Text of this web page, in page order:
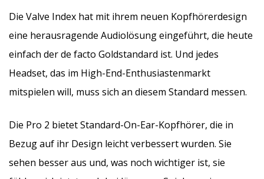
Die Valve Index hat mit ihrem neuen Kopfhörerdesign
eine herausragende Audiolösung eingeführt, die heute
einfach der de facto Goldstandard ist. Und jedes
Headset, das im High-End-Enthusiastenmarkt
mitspielen will, muss sich an diesem Standard messen.
Die Pro 2 bietet Standard-On-Ear-Kopfhörer, die in
Bezug auf ihr Design leicht verbessert wurden. Sie
sehen besser aus und, was noch wichtiger ist, sie